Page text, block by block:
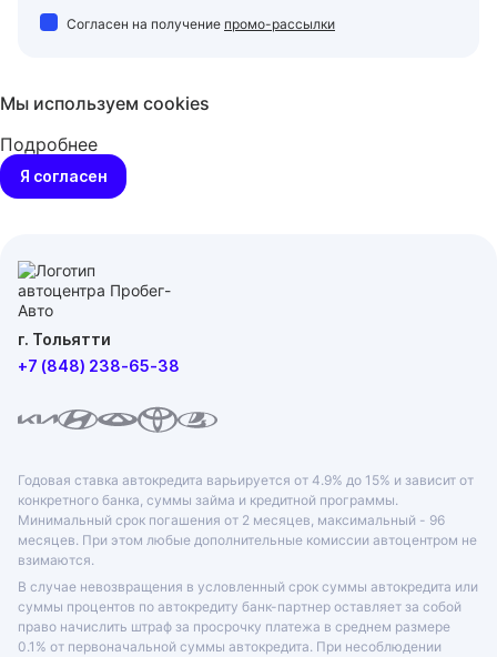
Согласен на получение промо-рассылки
Мы используем cookies
Подробнее
Я согласен
г. Тольятти
+7 (848) 238-65-38
Годовая ставка автокредита варьируется от 4.9% до 15% и зависит от
конкретного банка, суммы займа и кредитной программы.
Минимальный срок погашения от 2 месяцев, максимальный - 96
месяцев. При этом любые дополнительные комиссии автоцентром не
взимаются.
В случае невозвращения в условленный срок суммы автокредита или
суммы процентов по автокредиту банк-партнер оставляет за собой
право начислить штраф за просрочку платежа в среднем размере
0.1% от первоначальной суммы автокредита. При несоблюдении